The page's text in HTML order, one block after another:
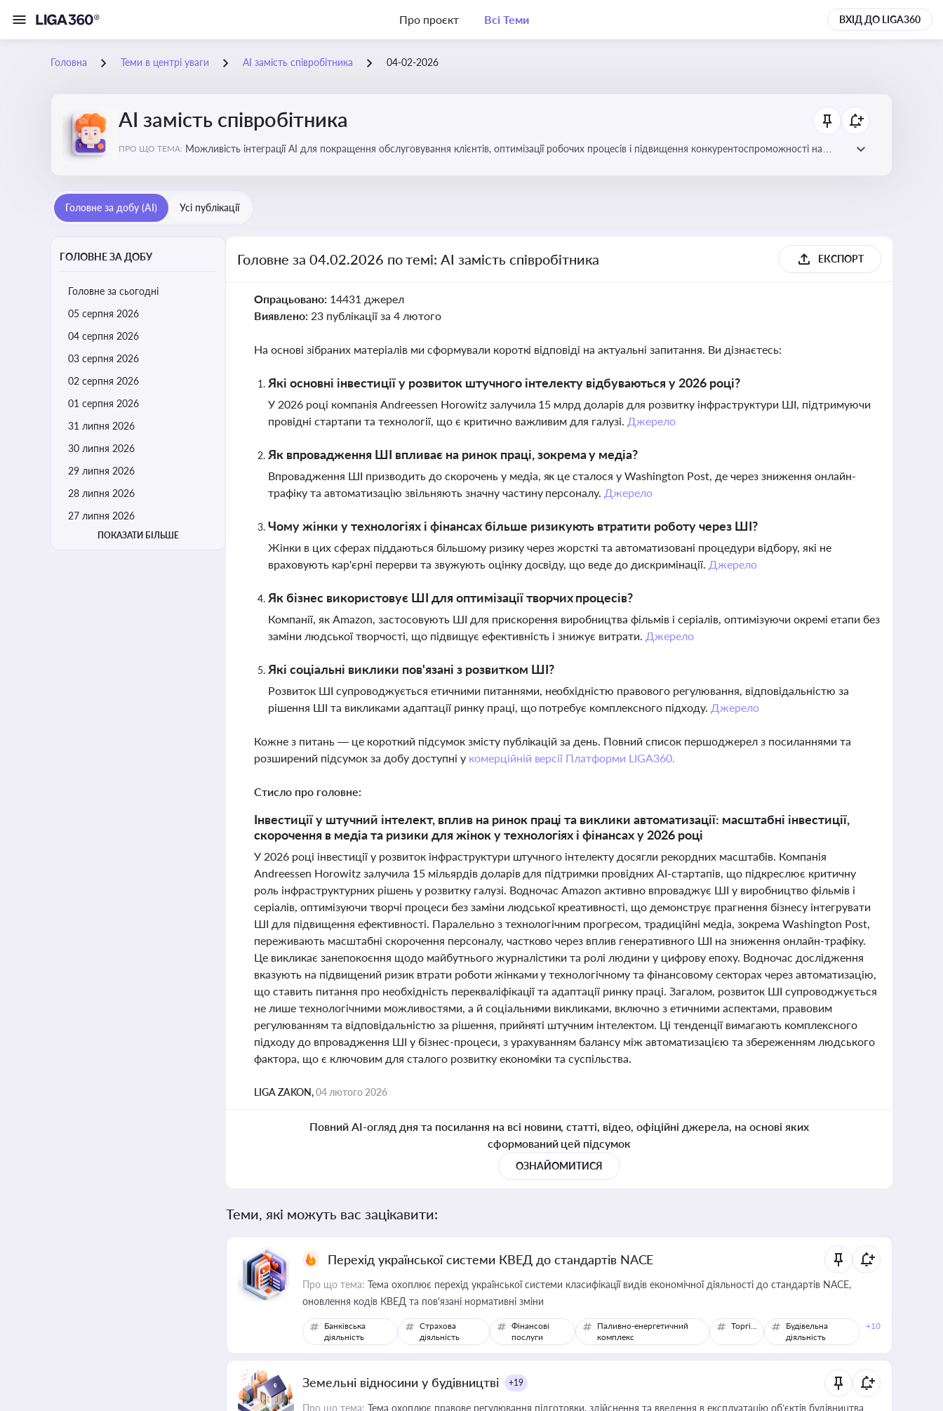
Про проєкт Всі Теми ВХІД ДО LIGA360
Головна Теми в центрі уваги АІ замість співробітника 04-02-2026
АІ замість співробітника
ПРО ЩО ТЕМА: Можливість інтеграції АІ для покращення обслуговування клієнтів, оптимізації робочих процесів і підвищення конкурентоспроможності на
Головне за добу (AI) Усі публікації
ГОЛОВНЕ ЗА ДОБУ
Головне за сьогодні
05 серпня 2026
04 серпня 2026
03 серпня 2026
02 серпня 2026
01 серпня 2026
31 липня 2026
30 липня 2026
29 липня 2026
28 липня 2026
27 липня 2026
ПОКАЗАТИ БІЛЬШЕ
Головне за 04.02.2026 по темі: АІ замість співробітника ЕКСПОРТ
Опрацьовано: 14431 джерел
Виявлено: 23 публікації за 4 лютого
На основі зібраних матеріалів ми сформували короткі відповіді на актуальні запитання. Ви дізнаєтесь:
Які основні інвестиції у розвиток штучного інтелекту відбуваються у 2026 році?
У 2026 році компанія Andreessen Horowitz залучила 15 млрд доларів для розвитку інфраструктури ШІ, підтримуючи
провідні стартапи та технології, що є критично важливим для галузі. Джерело
Як впровадження ШІ впливає на ринок праці, зокрема у медіа?
Впровадження ШІ призводить до скорочень у медіа, як це сталося у Washington Post, де через зниження онлайн-
трафіку та автоматизацію звільняють значну частину персоналу. Джерело
Чому жінки у технологіях і фінансах більше ризикують втратити роботу через ШІ?
Жінки в цих сферах піддаються більшому ризику через жорсткі та автоматизовані процедури відбору, які не
враховують кар'єрні перерви та звужують оцінку досвіду, що веде до дискримінації. Джерело
Як бізнес використовує ШІ для оптимізації творчих процесів?
Компанії, як Amazon, застосовують ШІ для прискорення виробництва фільмів і серіалів, оптимізуючи окремі етапи без
заміни людської творчості, що підвищує ефективність і знижує витрати. Джерело
Які соціальні виклики пов'язані з розвитком ШІ?
Розвиток ШІ супроводжується етичними питаннями, необхідністю правового регулювання, відповідальністю за
рішення ШІ та викликами адаптації ринку праці, що потребує комплексного підходу. Джерело
Кожне з питань — це короткий підсумок змісту публікацій за день. Повний список першоджерел з посиланнями та
розширений підсумок за добу доступні у комерційній версії Платформи LIGA360.
Стисло про головне:
Інвестиції у штучний інтелект, вплив на ринок праці та виклики автоматизації: масштабні інвестиції,
скорочення в медіа та ризики для жінок у технологіях і фінансах у 2026 році
У 2026 році інвестиції у розвиток інфраструктури штучного інтелекту досягли рекордних масштабів. Компанія
Andreessen Horowitz залучила 15 мільярдів доларів для підтримки провідних AI-стартапів, що підкреслює критичну
роль інфраструктурних рішень у розвитку галузі. Водночас Amazon активно впроваджує ШІ у виробництво фільмів і
серіалів, оптимізуючи творчі процеси без заміни людської креативності, що демонструє прагнення бізнесу інтегрувати
ШІ для підвищення ефективності. Паралельно з технологічним прогресом, традиційні медіа, зокрема Washington Post,
переживають масштабні скорочення персоналу, частково через вплив генеративного ШІ на зниження онлайн-трафіку.
Це викликає занепокоєння щодо майбутнього журналістики та ролі людини у цифрову епоху. Водночас дослідження
вказують на підвищений ризик втрати роботи жінками у технологічному та фінансовому секторах через автоматизацію,
що ставить питання про необхідність перекваліфікації та адаптації ринку праці. Загалом, розвиток ШІ супроводжується
не лише технологічними можливостями, а й соціальними викликами, включно з етичними аспектами, правовим
регулюванням та відповідальністю за рішення, прийняті штучним інтелектом. Ці тенденції вимагають комплексного
підходу до впровадження ШІ у бізнес-процеси, з урахуванням балансу між автоматизацією та збереженням людського
фактора, що є ключовим для сталого розвитку економіки та суспільства.
LIGA ZAKON,04 лютого 2026
Повний AI-огляд дня та посилання на всі новини, статті, відео, офіційні джерела, на основі яких
сформований цей підсумок
ОЗНАЙОМИТИСЯ
Теми, які можуть вас зацікавити:
Перехід української системи КВЕД до стандартів NACE
Про що тема: Тема охоплює перехід української системи класифікації видів економічної діяльності до стандартів NACE,
оновлення кодів КВЕД та пов'язані нормативні зміни
Банківська
діяльність
Страхова
діяльність
Фінансові
послуги
Паливно-енергетичний
комплекс
Торгівля
Будівельна
діяльність
+10
Земельні відносини у будівництві +19
Про що тема: Тема охоплює правове регулювання підготовки, здійснення та введення в експлуатацію об’єктів будівництва